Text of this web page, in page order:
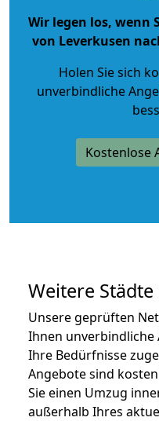
Wir legen los, wenn
von Leverkusen
Holen Sie sich
unverbindliche
Kostenlose
Weitere
Unsere geprüften
Ihnen unverbindliche
Ihre Bedürfnisse
Angebote sind
Sie einen Umzug
außerhalb Ihres